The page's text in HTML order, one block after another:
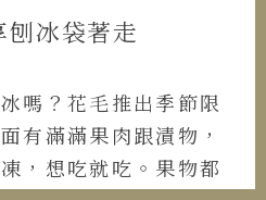
刨冰袋著走
嗎？花毛推出季節限
有滿滿果肉跟漬物，
，想吃就吃。果物都